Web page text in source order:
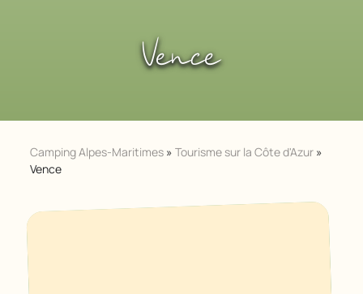
Vence
Camping Alpes-Maritimes »Tourisme sur la Côte d'Azur »
Vence